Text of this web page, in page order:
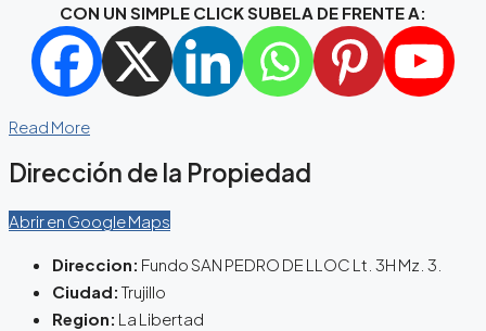
CON UN SIMPLE CLICK SUBELA DE FRENTE A:
Read More
Dirección de la Propiedad
Abrir en Google Maps
Direccion: Fundo SAN PEDRO DE LLOC Lt. 3H Mz. 3.
Ciudad: Trujillo
Region: La Libertad